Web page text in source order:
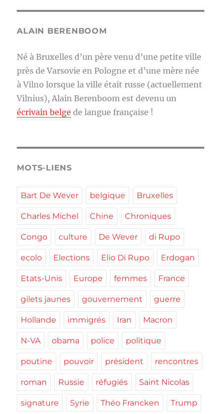
ALAIN BERENBOOM
Né à Bruxelles d’un père venu d’une petite ville
près de Varsovie en Pologne et d’une mère née
à Vilno lorsque la ville était russe (actuellement
Vilnius), Alain Berenboom est devenu un
écrivain belge de langue française !
MOTS-LIENS
Bart De Wever belgique Bruxelles
Charles Michel Chine Chroniques
Congo culture De Wever di Rupo
ecolo Elections Elio Di Rupo Erdogan
Etats-Unis Europe femmes France
gilets jaunes gouvernement guerre
Hollande immigrés Iran Macron
N-VA obama police politique
poutine pouvoir président rencontres
roman Russie réfugiés Saint Nicolas
signature Syrie Théo Francken Trump